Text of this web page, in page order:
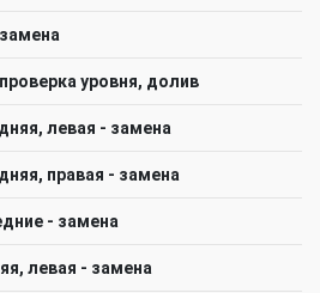
уровня, долив
левая - замена
правая - замена
- замена
левая - замена